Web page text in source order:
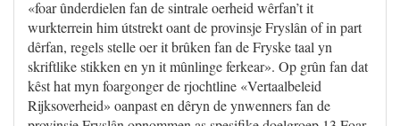
«foar ûnderdielen fan de sintrale oerheid wêrfan’t it
wurkterrein him útstrekt oant de provinsje Fryslân of in part
dêrfan, regels stelle oer it brûken fan de Fryske taal yn
skriftlike stikken en yn it mûnlinge ferkear». Op grûn fan dat
kêst hat myn foargonger de rjochtline «Vertaalbeleid
Rijksoverheid» oanpast en dêryn de ynwenners fan de